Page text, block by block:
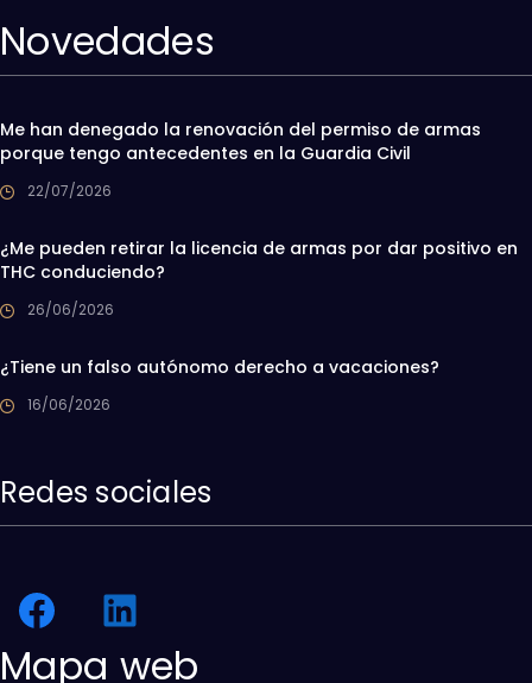
Novedades
Me han denegado la renovación del permiso de armas
porque tengo antecedentes en la Guardia Civil
22/07/2026
¿Me pueden retirar la licencia de armas por dar positivo en
THC conduciendo?
26/06/2026
¿Tiene un falso autónomo derecho a vacaciones?
16/06/2026
Redes sociales
Mapa web